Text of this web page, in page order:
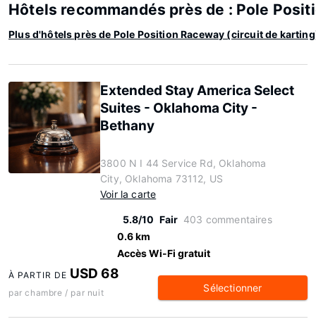
Hôtels recommandés près de : Pole
Plus d'hôtels près de Pole Position Raceway (circuit de
Extended Stay America Select
Suites - Oklahoma City -
Bethany
3800 N I 44 Service Rd, Oklahoma
City, Oklahoma 73112, US
Voir la carte
5.8/10 Fair 403 commentaires
0.6 km
Accès Wi-Fi gratuit
À PARTIR DE USD 68
par chambre / par nuit Sélectionner